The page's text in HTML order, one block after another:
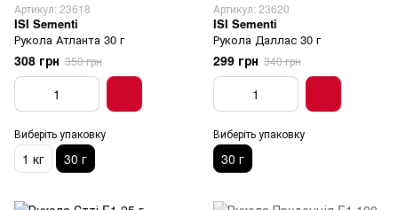
Артикул: 23618
ISI Sementi
Рукола Атланта 30 г
308 грн 350 грн
Виберіть упаковку
1 кг 30 г
Артикул: 23620
ISI Sementi
Рукола Даллас 30 г
299 грн 340 грн
Виберіть упаковку
30 г